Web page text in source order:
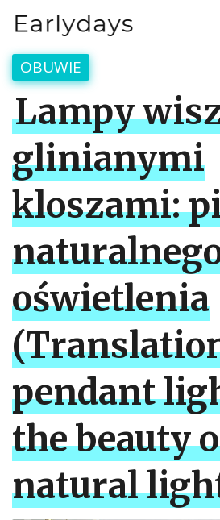
OBUWIE
Lampy
glinianymi
kloszami:
oświetlenia
pendant
the beauty
natural